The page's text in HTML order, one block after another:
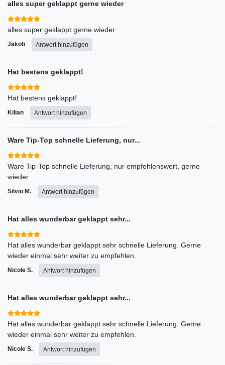
alles super geklappt gerne wieder
alles super geklappt gerne wieder
Jakob Antwort hinzufügen
Hat bestens geklappt!
Hat bestens geklappt!
Kilian Antwort hinzufügen
Ware Tip-Top schnelle Lieferung, nur...
Ware Tip-Top schnelle Lieferung, nur empfehlenswert, gerne
wieder
Silvio M. Antwort hinzufügen
Hat alles wunderbar geklappt sehr...
Hat alles wunderbar geklappt sehr schnelle Lieferung. Gerne
wieder einmal sehr weiter zu empfehlen.
Nicole S. Antwort hinzufügen
Hat alles wunderbar geklappt sehr...
Hat alles wunderbar geklappt sehr schnelle Lieferung. Gerne
wieder einmal sehr weiter zu empfehlen.
Nicole S. Antwort hinzufügen